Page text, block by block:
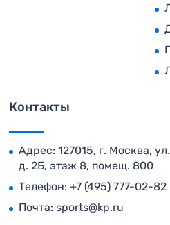
Контакты
Адрес: 127015, г. Москва,
д. 2Б, этаж 8, помещ. 800
Телефон: +7 (495) 777-02-82
Почта: sports@kp.ru